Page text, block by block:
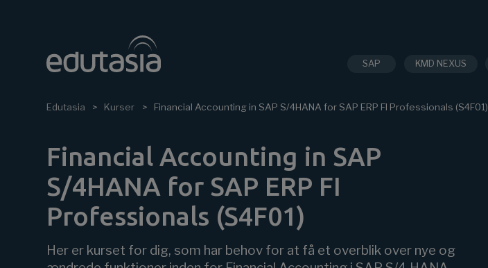
SAP KMD NEXUS
Edutasia Kurser Financial Accounting in SAP S/4HANA for SAP ERP FI Professionals (S4F01)
Financial Accounting in SAP
S/4HANA for SAP ERP FI
Professionals (S4F01)
Her er kurset for dig, som har behov for at få et overblik over nye og